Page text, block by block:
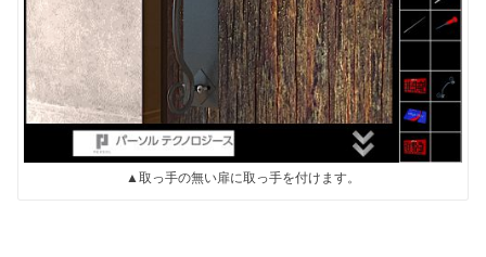
▲取っ手の無い扉に取っ手を付けます。